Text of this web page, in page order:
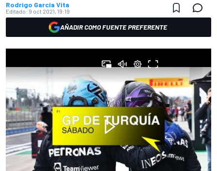
Rodrigo García Vita
Editado: 9 oct 2021, 19:19
AÑADIR COMO FUENTE PREFERENTE